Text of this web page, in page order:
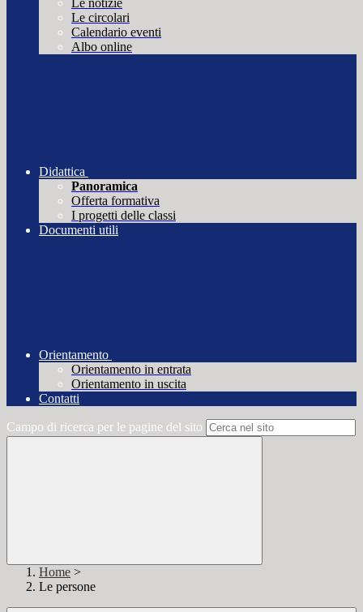
Le notizie
Le circolari
Calendario eventi
Albo online
Didattica
Panoramica
Offerta formativa
I progetti delle classi
Documenti utili
Orientamento
Orientamento in entrata
Orientamento in uscita
Contatti
Campo di ricerca per le pagine del sito
Home >
Le persone